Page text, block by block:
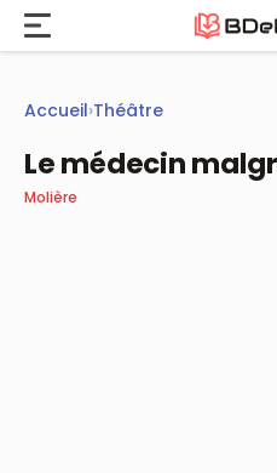
Aller
contenu
Accueil›Théâtre
Le médecin
Molière